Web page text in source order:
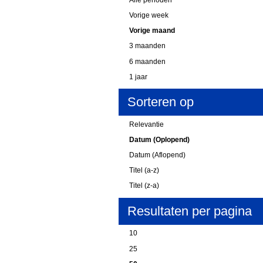
Vorige week
Vorige maand
3 maanden
6 maanden
1 jaar
Sorteren op
Relevantie
Datum (Oplopend)
Datum (Aflopend)
Titel (a-z)
Titel (z-a)
Resultaten per pagina
10
25